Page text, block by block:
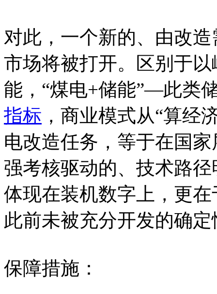
对此，一个新的、由改
市场将被打开。区别于
能，“煤电+储能”—此类
指标 ，商业模式从“算经
电改造任务，等于在国
强考核驱动的、技术路
体现在装机数字上，更
此前未被充分开发的确
保障措施：